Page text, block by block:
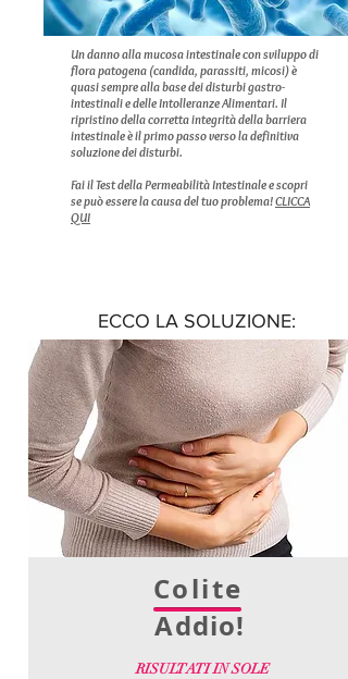
Un danno alla mucosa intestinale con sviluppo di
flora patogena (candida, parassiti, micosi) è
quasi sempre alla base dei disturbi gastro-
intestinali e delle Intolleranze Alimentari. Il
ripristino della corretta integrità della barriera
intestinale è il primo passo verso la definitiva
soluzione dei disturbi.
Fai il Test della Permeabilità Intestinale e scopri
se può essere la causa del tuo problema!CLICCA
QUI
ECCO LA SOLUZIONE:
Colite
Addio!
RISULTATI IN SOLE